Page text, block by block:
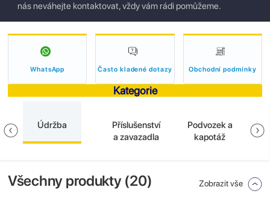
nás neváhejte kontaktovat, vždy vám rádi pomůžeme.
WhatsApp Často kladené dotazy Obchodní podmínky
Kategorie
Údržba
Příslušenství
a zavazadla
Podvozek a
kapotáž
Všechny produkty (20) Zobrazit vše